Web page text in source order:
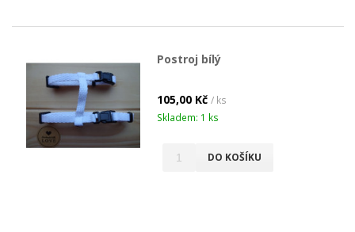
Postroj bílý
105,00 Kč / ks
Skladem: 1 ks
DO KOŠÍKU